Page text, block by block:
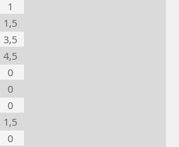
1
1,5
3,5
4,5
0
0
0
1,5
0